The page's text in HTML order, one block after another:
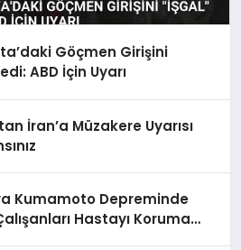
Göçmen Girişini
ABD İçin Uyarı
İran’a Müzakere Uyarısı
Kumamoto Depreminde
Hastayı Koruma